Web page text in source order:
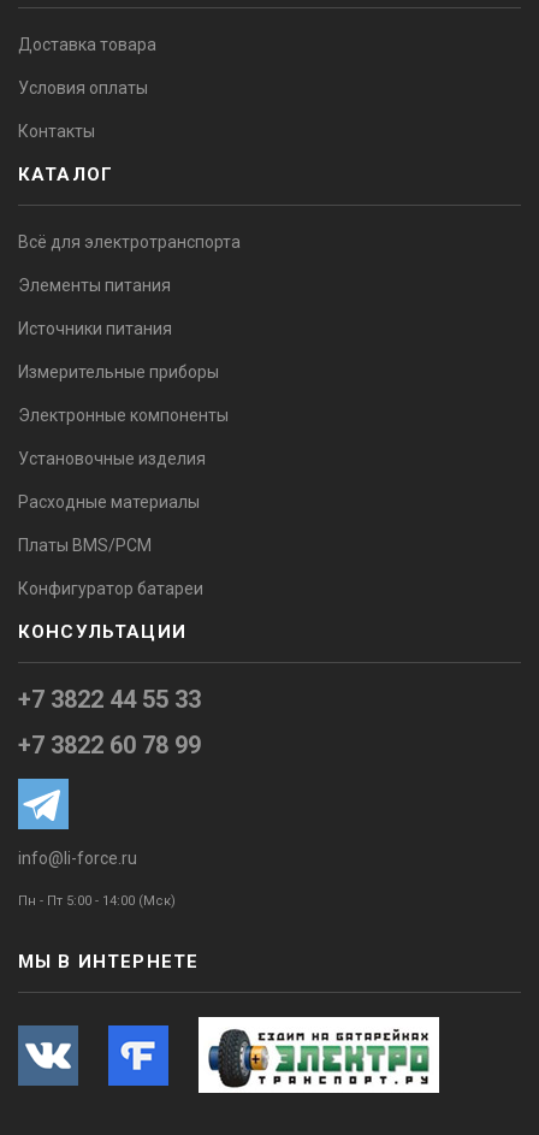
Доставка товара
Условия оплаты
Контакты
КАТАЛОГ
Всё для электротранспорта
Элементы питания
Источники питания
Измерительные приборы
Электронные компоненты
Установочные изделия
Расходные материалы
Платы BMS/PCM
Конфигуратор батареи
КОНСУЛЬТАЦИИ
+7 3822 44 55 33
+7 3822 60 78 99
info@li-force.ru
Пн - Пт 5:00 - 14:00 (Мск)
МЫ В ИНТЕРНЕТЕ